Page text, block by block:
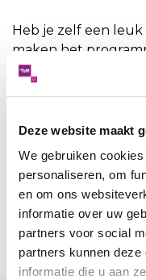
Deze website maakt
We gebruiken
personaliseren, om
en om ons
informatie over uw
partners voor social
partners kunnen
informatie die u aan
Heb je zelf een leuk
maken het
Voor wie: Jonge
ouders of
: Café Die
Bateweg 78, 2481
Kosten
: 5 euro